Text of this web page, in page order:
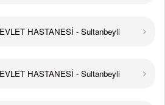
HASTANESİ - Sultanbeyli
HASTANESİ - Sultanbeyli